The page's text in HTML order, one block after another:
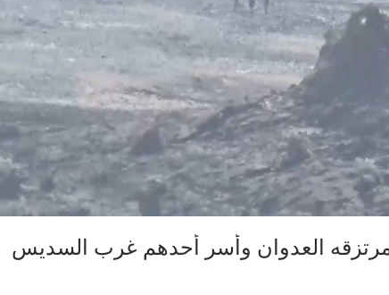
مرتزقه العدوان وأسر أحدهم غرب السديس